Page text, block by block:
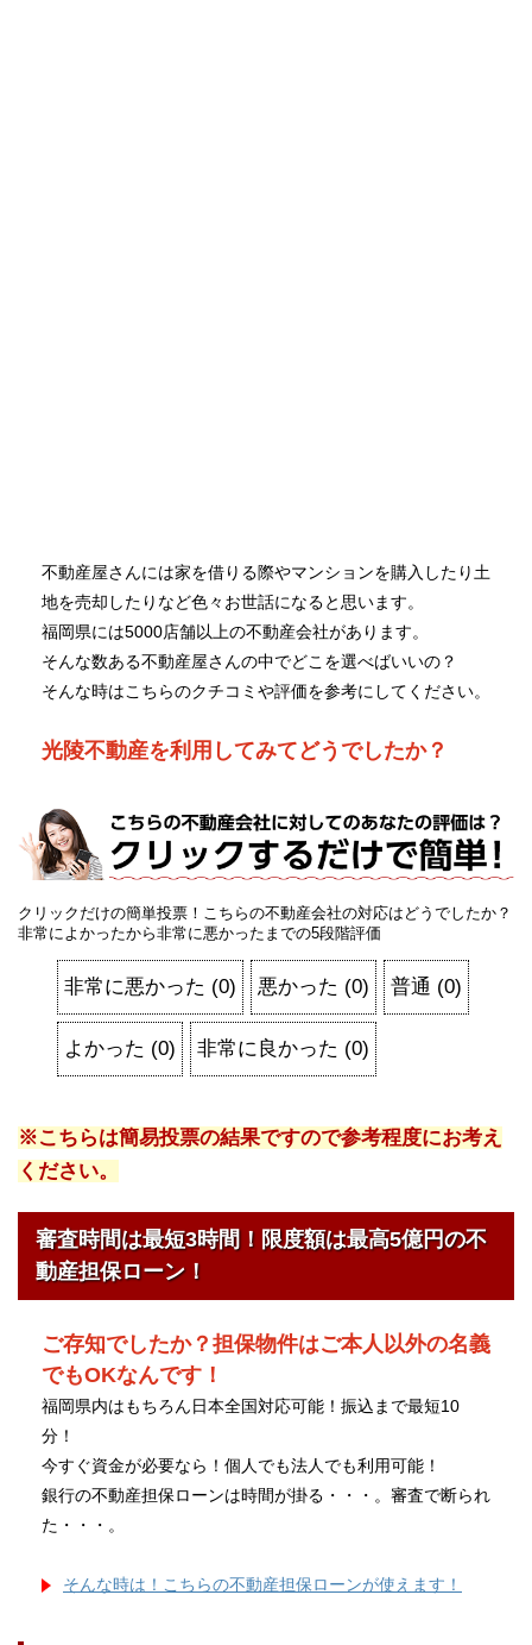
不動産屋さんには家を借りる際やマンションを購入したり土
地を売却したりなど色々お世話になると思います。
福岡県には5000店舗以上の不動産会社があります。
そんな数ある不動産屋さんの中でどこを選べばいいの？
そんな時はこちらのクチコミや評価を参考にしてください。
光陵不動産を利用してみてどうでしたか？
クリックだけの簡単投票！こちらの不動産会社の対応はどうでしたか？
非常によかったから非常に悪かったまでの5段階評価
非常に悪かった (0) 悪かった (0) 普通 (0)
よかった (0) 非常に良かった (0)
※こちらは簡易投票の結果ですので参考程度にお考え
ください。
審査時間は最短3時間！限度額は最高5億円の不
動産担保ローン！
ご存知でしたか？担保物件はご本人以外の名義
でもOKなんです！
福岡県内はもちろん日本全国対応可能！振込まで最短10
分！
今すぐ資金が必要なら！個人でも法人でも利用可能！
銀行の不動産担保ローンは時間が掛る・・・。審査で断られ
た・・・。
そんな時は！こちらの不動産担保ローンが使えます！